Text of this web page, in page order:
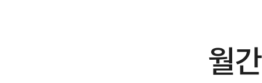
월